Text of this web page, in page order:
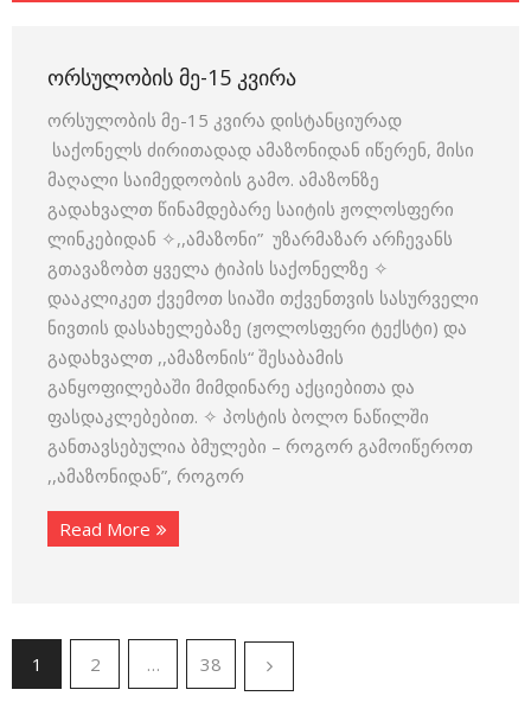
ᲝᲠᲡᲣᲚᲝᲑᲘᲡ ᲛᲔ-15 ᲙᲕᲘᲠᲐ
ორსულობის მე-15 კვირა დისტანციურად
საქონელს ძირითადად ამაზონიდან იწერენ, მისი
მაღალი საიმედოობის გამო. ამაზონზე
გადახვალთ წინამდებარე საიტის ჟოლოსფერი
ლინკებიდან ✧,,ამაზონი” უზარმაზარ არჩევანს
გთავაზობთ ყველა ტიპის საქონელზე ✧
დააკლიკეთ ქვემოთ სიაში თქვენთვის სასურველი
ნივთის დასახელებაზე (ჟოლოსფერი ტექსტი) და
გადახვალთ ,,ამაზონის“ შესაბამის
განყოფილებაში მიმდინარე აქციებითა და
ფასდაკლებებით. ✧ პოსტის ბოლო ნაწილში
განთავსებულია ბმულები – როგორ გამოიწეროთ
,,ამაზონიდან”, როგორ
Read More
1 2 … 38